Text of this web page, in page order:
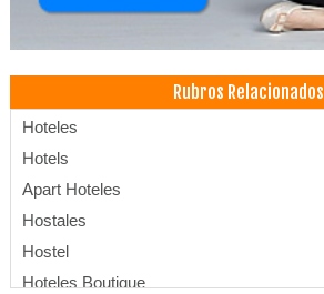
Rubros Relacionados
Hoteles
Hotels
Apart Hoteles
Hostales
Hostel
Hoteles Boutique